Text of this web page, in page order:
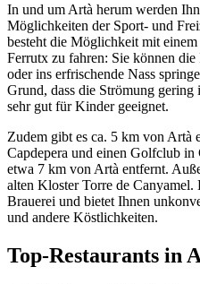
In und um Artà herum werden
Möglichkeiten der Sport- und
besteht die Möglichkeit mit
Ferrutx zu fahren: Sie können
oder ins erfrischende Nass
Grund, dass die Strömung gering
sehr gut für Kinder geeignet.
Zudem gibt es ca. 5 km von Artà
Capdepera und einen Golfclub
etwa 7 km von Artà entfernt.
alten Kloster Torre de Canyamel.
Brauerei und bietet Ihnen
und andere Köstlichkeiten.
Top-Restaurants in